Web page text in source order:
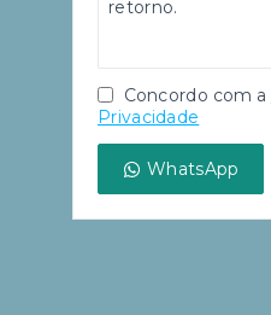
Concordo com a
Privacidade
WhatsApp